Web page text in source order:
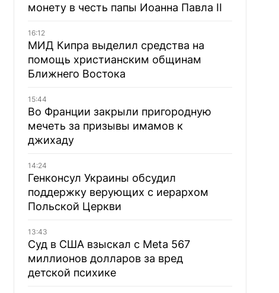
монету в честь папы Иоанна Павла II
16:12
МИД Кипра выделил средства на
помощь христианским общинам
Ближнего Востока
15:44
Во Франции закрыли пригородную
мечеть за призывы имамов к
джихаду
14:24
Генконсул Украины обсудил
поддержку верующих с иерархом
Польской Церкви
13:43
Суд в США взыскал с Meta 567
миллионов долларов за вред
детской психике